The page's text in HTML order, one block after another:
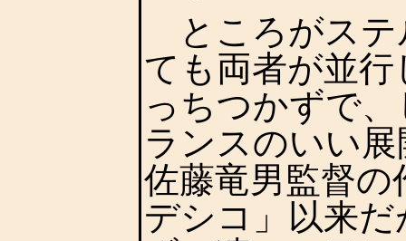
ところがステ
ても両者が並
っちつかずで
ランスのいい
佐藤竜男監督
デシコ」以来